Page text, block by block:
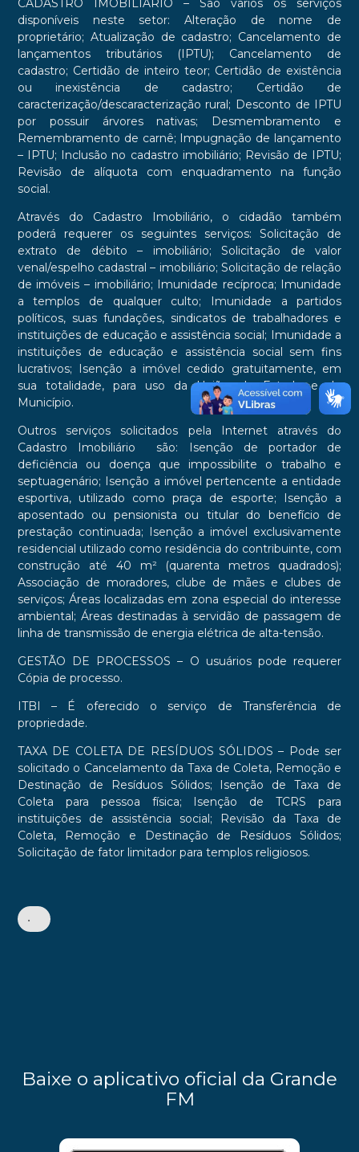
CADASTRO IMOBILIÁRIO – São vários os serviços
disponíveis neste setor: Alteração de nome de
proprietário; Atualização de cadastro; Cancelamento de
lançamentos tributários (IPTU); Cancelamento de
cadastro; Certidão de inteiro teor; Certidão de existência
ou inexistência de cadastro; Certidão de
caracterização/descaracterização rural; Desconto de IPTU
por possuir árvores nativas; Desmembramento e
Remembramento de carnê; Impugnação de lançamento
– IPTU; Inclusão no cadastro imobiliário; Revisão de IPTU;
Revisão de alíquota com enquadramento na função
social.
Através do Cadastro Imobiliário, o cidadão também
poderá requerer os seguintes serviços: Solicitação de
extrato de débito – imobiliário; Solicitação de valor
venal/espelho cadastral – imobiliário; Solicitação de relação
de imóveis – imobiliário; Imunidade recíproca; Imunidade
a templos de qualquer culto; Imunidade a partidos
políticos, suas fundações, sindicatos de trabalhadores e
instituições de educação e assistência social; Imunidade a
instituições de educação e assistência social sem fins
lucrativos; Isenção a imóvel cedido gratuitamente, em
sua totalidade, para uso da União, do Estado e do
Município.
Outros serviços solicitados pela Internet através do
Cadastro Imobiliário são: Isenção de portador de
deficiência ou doença que impossibilite o trabalho e
septuagenário; Isenção a imóvel pertencente a entidade
esportiva, utilizado como praça de esporte; Isenção a
aposentado ou pensionista ou titular do benefício de
prestação continuada; Isenção a imóvel exclusivamente
residencial utilizado como residência do contribuinte, com
construção até 40 m² (quarenta metros quadrados);
Associação de moradores, clube de mães e clubes de
serviços; Áreas localizadas em zona especial do interesse
ambiental; Áreas destinadas à servidão de passagem de
linha de transmissão de energia elétrica de alta-tensão.
GESTÃO DE PROCESSOS – O usuários pode requerer
Cópia de processo.
ITBI
– É oferecido o serviço de Transferência de
propriedade.
TAXA DE COLETA DE RESÍDUOS SÓLIDOS – Pode ser
solicitado o Cancelamento da Taxa de Coleta, Remoção e
Destinação de Resíduos Sólidos; Isenção de Taxa de
Coleta para pessoa física; Isenção de TCRS para
instituições de assistência social; Revisão da Taxa de
Coleta, Remoção e Destinação de Resíduos Sólidos;
Solicitação de fator limitador para templos religiosos.
•
Baixe o aplicativo oficial da Grande
FM